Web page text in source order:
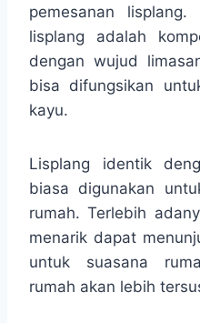
pemesanan
lisplang adalah
dengan wujud
bisa difungsikan
kayu.
Lisplang identik
biasa digunakan
rumah. Terlebih
menarik dapat
untuk suasana
rumah akan lebih